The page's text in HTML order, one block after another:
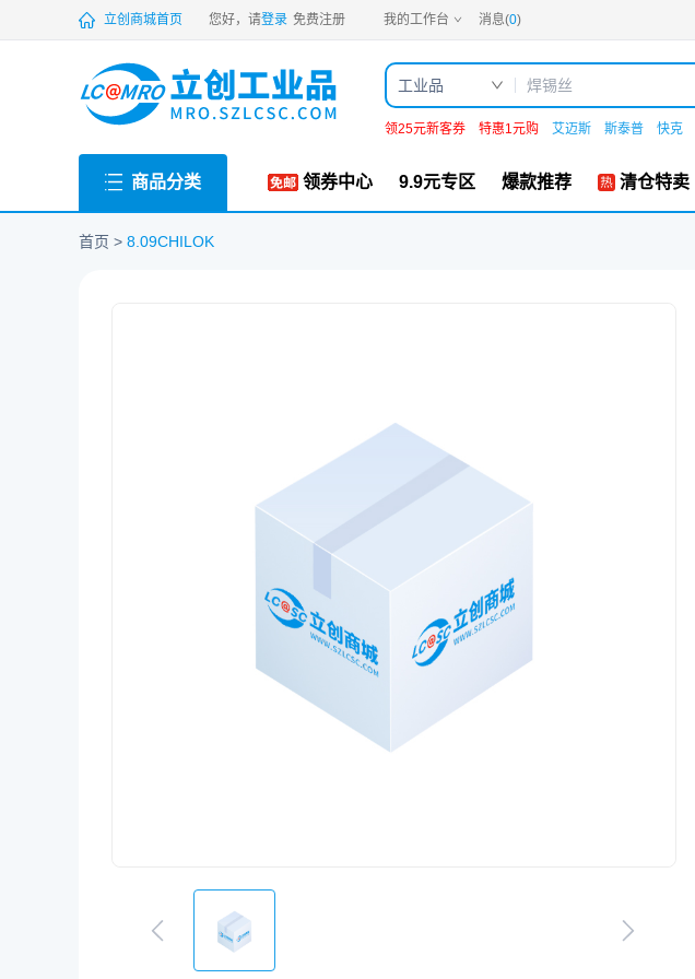
立创商城首页 您好，请登录 免费注册 我的工作台 消息(0)
工业品
领25元新客券 特惠1元购 艾迈斯 斯泰普 快克
商品分类 领券中心 9.9元专区 爆款推荐 清仓特卖
首页 8.09CHILOK